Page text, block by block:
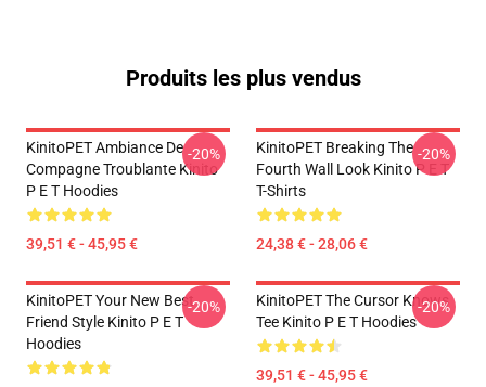
Produits les plus vendus
KinitoPET Ambiance De
Compagne Troublante Kinito
P E T Hoodies
39,51 € - 45,95 €
-20%
KinitoPET Breaking The
Fourth Wall Look Kinito P E T
T-Shirts
24,38 € - 28,06 €
-20%
KinitoPET Your New Best
Friend Style Kinito P E T
Hoodies
-20%
KinitoPET The Cursor Knows
Tee Kinito P E T Hoodies
39,51 € - 45,95 €
-20%